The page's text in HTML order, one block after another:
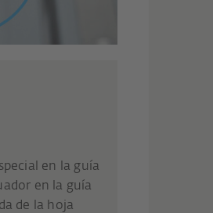
en la guía
en la guía
de la hoja